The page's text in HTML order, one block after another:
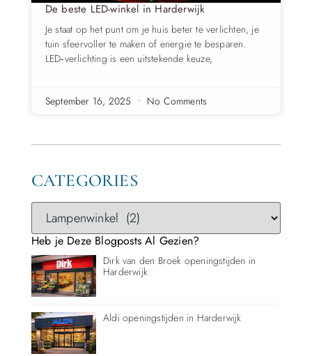
CATEGORIES
Heb je Deze Blogposts Al Gezien?
Dirk van den Broek openingstijden in
Harderwijk
Aldi openingstijden in Harderwijk
De beste LED-winkel in Harderwijk
Je staat op het punt om je huis beter te verlichten, je
tuin sfeervoller te maken of energie te besparen.
LED‑verlichting is een uitstekende keuze,
September 16, 2025 No Comments